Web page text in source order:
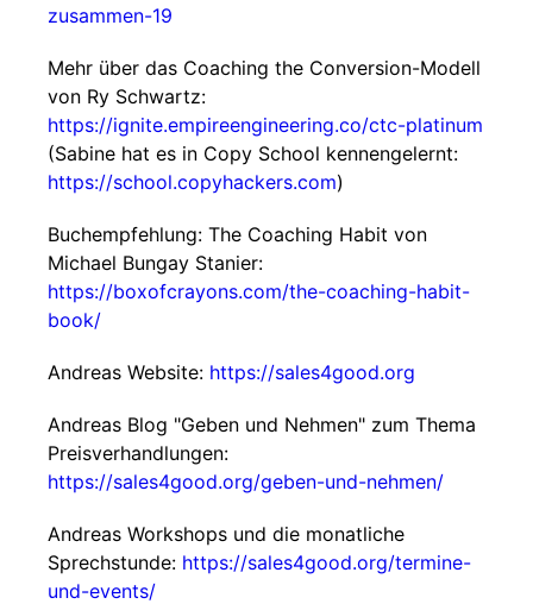
zusammen-19
Mehr über das Coaching the Conversion-Modell
von Ry Schwartz:
https://ignite.empireengineering.co/ctc-platinum
(Sabine hat es in Copy School kennengelernt:
https://school.copyhackers.com)
Buchempfehlung: The Coaching Habit von
Michael Bungay Stanier:
https://boxofcrayons.com/the-coaching-habit-
book/
Andreas Website: https://sales4good.org
Andreas Blog "Geben und Nehmen" zum Thema
Preisverhandlungen:
https://sales4good.org/geben-und-nehmen/
Andreas Workshops und die monatliche
Sprechstunde: https://sales4good.org/termine-
und-events/